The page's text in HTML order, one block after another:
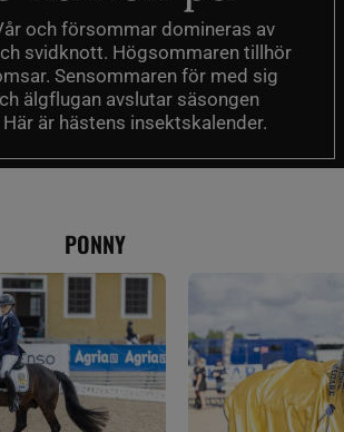
och försommar domineras av
svidknott. Högsommaren tillhör
Sensommaren för med sig
älgflugan avslutar säsongen
är hästens insektskalender.
PONNY